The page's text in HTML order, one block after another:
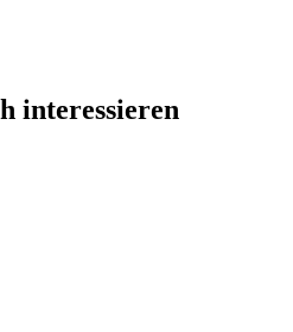
interessieren